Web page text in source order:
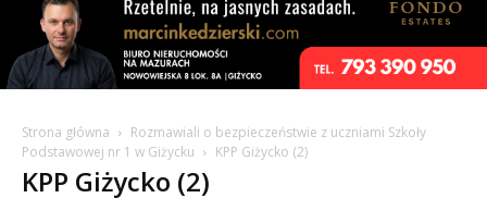
Strona główna
Rozmawiali o bezpieczeństwie z uczniami Szkoły
Podstawowej nr 1 w Giżycku
KPP Giżycko (2)
KPP Giżycko (2)